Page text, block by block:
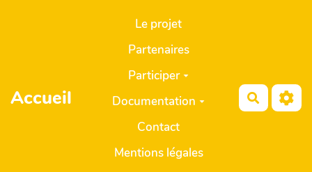
Aller au contenu principal
Accueil
Le projet
Partenaires
Participer
Documentation
Contact
Mentions légales